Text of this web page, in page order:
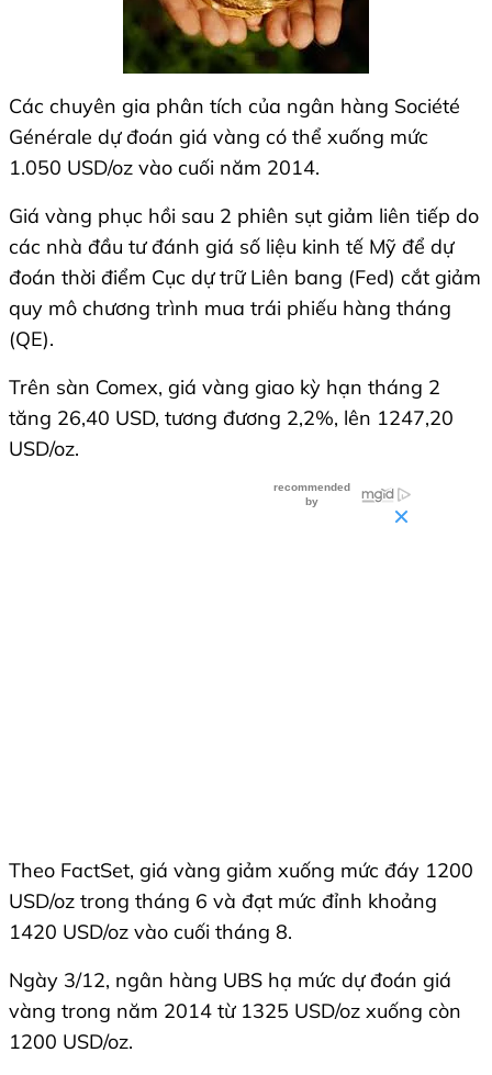
Các chuyên gia phân tích của ngân hàng Société
Générale dự đoán giá vàng có thể xuống mức
1.050 USD/oz vào cuối năm 2014.
Giá vàng phục hồi sau 2 phiên sụt giảm liên tiếp do
các nhà đầu tư đánh giá số liệu kinh tế Mỹ để dự
đoán thời điểm Cục dự trữ Liên bang (Fed) cắt giảm
quy mô chương trình mua trái phiếu hàng tháng
(QE).
Trên sàn Comex, giá vàng giao kỳ hạn tháng 2
tăng 26,40 USD, tương đương 2,2%, lên 1247,20
USD/oz.
Theo FactSet, giá vàng giảm xuống mức đáy 1200
USD/oz trong tháng 6 và đạt mức đỉnh khoảng
1420 USD/oz vào cuối tháng 8.
Ngày 3/12, ngân hàng UBS hạ mức dự đoán giá
vàng trong năm 2014 từ 1325 USD/oz xuống còn
1200 USD/oz.